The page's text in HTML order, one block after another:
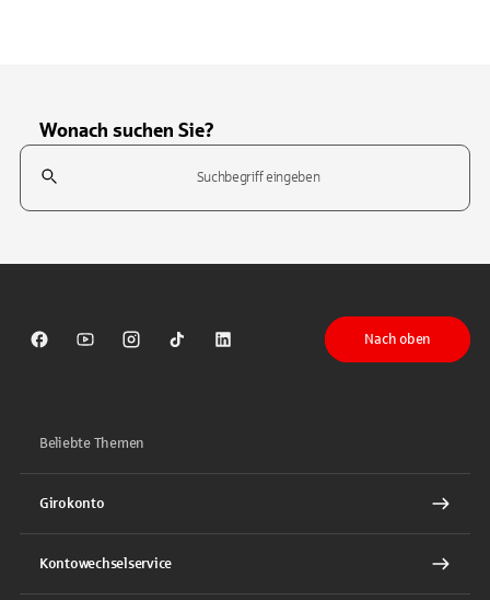
Wonach suchen Sie?
Suchfeld
Sparkasse auf Facebook
Sparkasse auf Youtube
Sparkasse auf Instagram
Sparkasse auf TikTok
Sparkasse auf LinkedIn
Nach oben
Beliebte Themen
Girokonto
Kontowechselservice